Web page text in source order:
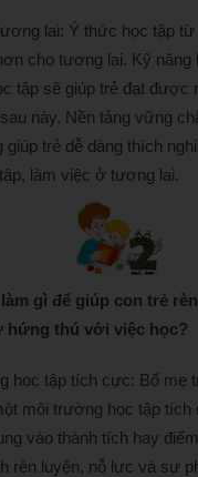
lai: Ý thức học tập
cho tương lai. Kỹ năng
tập sẽ giúp trẻ đạt được
này. Nền tảng vững
trẻ dễ dàng thích
làm việc ở tương lai.
gì để giúp con trẻ
hứng thú với việc học?
học tập tích cực: Bố mẹ
môi trường học tập tích
vào thành tích hay
rèn luyện, nỗ lực và sự